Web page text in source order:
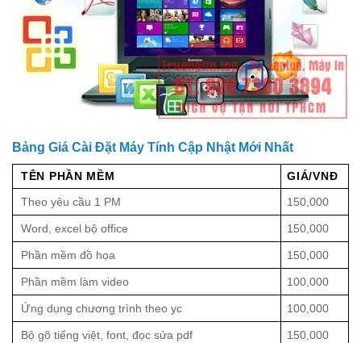
Bảng Giá Cài Đặt Máy Tính Cập Nhật Mới Nhất
TÊN PHẦN MỀM
GIÁ/VNĐ
Theo yêu cầu 1 PM
150,000
Word, excel bộ office 150,000
Phần mềm đồ họa 150,000
Phần mềm làm video 100,000
Ứng dụng chương trình theo yc 100,000
Bộ gõ tiếng việt, font, đọc sửa pdf 150,000